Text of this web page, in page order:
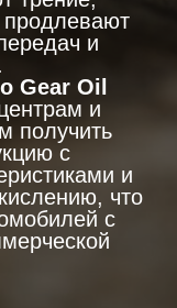
и
Gear Oil
и
получить
с
и
что
с